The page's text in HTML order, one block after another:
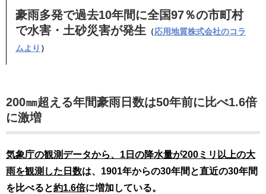
豪雨多発で過去10年間に全国97％の市町村
で水害・土砂災害が発生 （応用地質株式会社のコラ
ムより ）
200㎜超える年間豪雨日数は50年前に比べ1.6倍
に激増
気象庁の観測データから、1日の降水量が200ミリ以上の大
雨を観測した日数は、1901年からの30年間と直近の30年間
を比べると約1.6倍に増加している。